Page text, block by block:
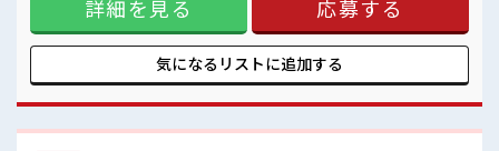
一息つける休憩スペースもあります！
20時間以上あります♪ ≪髪型自由≫ 基本的に髪色自由で明る
すぎたり奇抜でなければOKです！ (規定有)≪機能的な制服ア
リ≫ 制服があるので、 毎日の服装の悩み解消♪ ≪未経験でも
活躍できる≫ 新しいことにチャレンジするのは不安だけど、
ップUP目指していきましょう！ ≪自分に合った期間で働ける
≫ 福利厚生が整った派遣のお仕事です！ ■職場の雰囲気 髪型
詳細を見る 応募する
気になるリストに追加する